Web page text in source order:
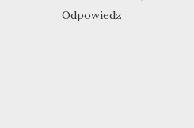
Odpowiedz